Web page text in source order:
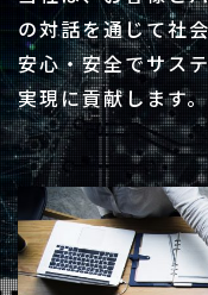
の対話を通じて社
安心・安全でサス
実現に貢献します。